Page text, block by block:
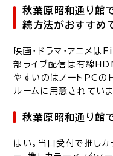
秋葉原昭和通り館
続方法がおすすめ
映画・ドラマ・アニメ
部ライブ配信は有線
やすいのはノートPC
ルームに用意されていま
秋葉原昭和通り館
はい。当日受付で推しカ